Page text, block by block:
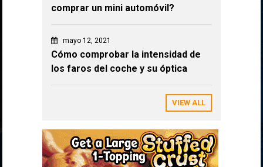
comprar un mini automóvil?
mayo 12, 2021
Cómo comprobar la intensidad de
los faros del coche y su óptica
VIEW ALL